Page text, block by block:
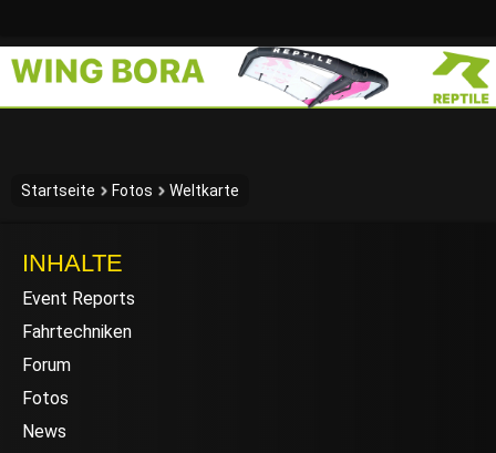
Startseite Fotos Weltkarte
INHALTE
Event Reports
Fahrtechniken
Forum
Fotos
News